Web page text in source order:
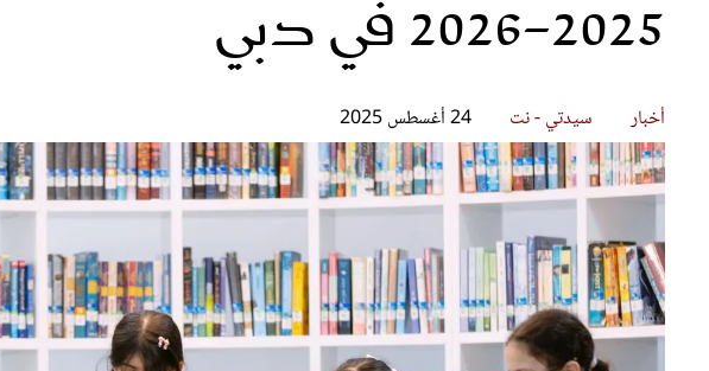
2025-2026 في دبي
أخبار سيدتي - نت 24 أغسطس 2025
قصص ملهمة
شباب وبنات